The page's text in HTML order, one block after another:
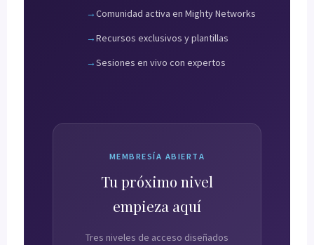
Comunidad activa en Mighty Networks
Recursos exclusivos y plantillas
Sesiones en vivo con expertos
MEMBRESÍA ABIERTA
Tu próximo nivel
empieza aquí
Tres niveles de acceso diseñados